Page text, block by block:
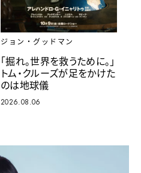
ジョン・グッドマン
「掘れ。世界を救うために。」
トム・クルーズが足をかけた
のは地球儀
2026.08.06